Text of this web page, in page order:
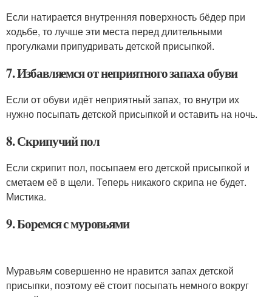
Если натирается внутренняя поверхность бёдер при
ходьбе, то лучше эти места перед длительными
прогулками припудривать детской присыпкой.
7. Избавляемся от неприятного запаха обуви
Если от обуви идёт неприятный запах, то внутри их
нужно посыпать детской присыпкой и оставить на ночь.
8. Скрипучий пол
Если скрипит пол, посыпаем его детской присыпкой и
сметаем её в щели. Теперь никакого скрипа не будет.
Мистика.
9. Боремся с муровьями
Муравьям совершенно не нравится запах детской
присыпки, поэтому её стоит посыпать немного вокруг